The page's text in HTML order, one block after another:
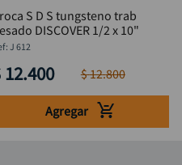
S D S tungsteno trab
DISCOVER 1/2 x 10"
:J 612
12.400 $12.800
Agregar